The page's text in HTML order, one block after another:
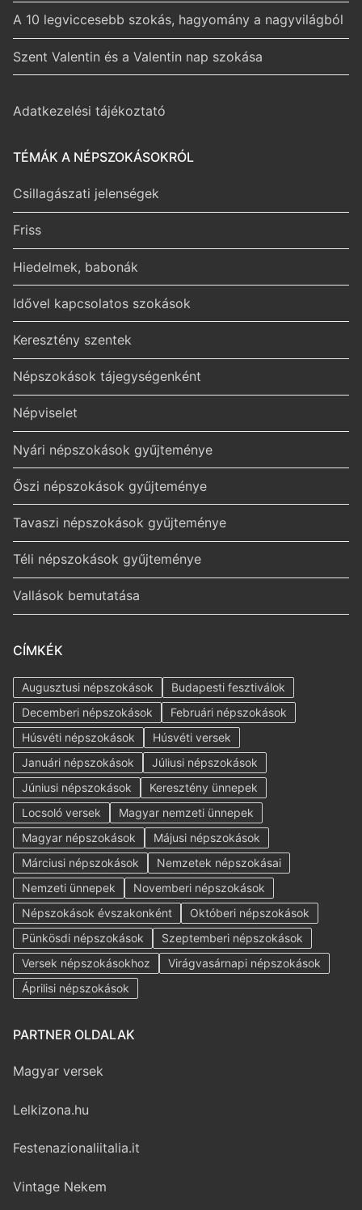
A 10 legviccesebb szokás, hagyomány a nagyvilágból
Szent Valentin és a Valentin nap szokása
Adatkezelési tájékoztató
TÉMÁK A NÉPSZOKÁSOKRÓL
Csillagászati jelenségek
Friss
Hiedelmek, babonák
Idővel kapcsolatos szokások
Keresztény szentek
Népszokások tájegységenként
Népviselet
Nyári népszokások gyűjteménye
Őszi népszokások gyűjteménye
Tavaszi népszokások gyűjteménye
Téli népszokások gyűjteménye
Vallások bemutatása
CÍMKÉK
Augusztusi népszokások
Budapesti fesztiválok
Decemberi népszokások
Februári népszokások
Húsvéti népszokások
Húsvéti versek
Januári népszokások
Júliusi népszokások
Júniusi népszokások
Keresztény ünnepek
Locsoló versek
Magyar nemzeti ünnepek
Magyar népszokások
Májusi népszokások
Márciusi népszokások
Nemzetek népszokásai
Nemzeti ünnepek
Novemberi népszokások
Népszokások évszakonként
Októberi népszokások
Pünkösdi népszokások
Szeptemberi népszokások
Versek népszokásokhoz
Virágvasárnapi népszokások
Áprilisi népszokások
PARTNER OLDALAK
Magyar versek
Lelkizona.hu
Festenazionaliitalia.it
Vintage Nekem